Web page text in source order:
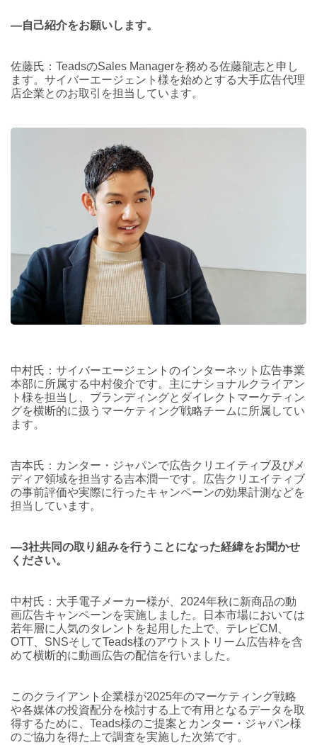
―自己紹介をお願いします。
佐藤氏：TeadsのSales Managerを務める佐藤龍志と申し
ます。サイバーエージェント様を始めとする大手広告代理
店企業とのお取引を担当しています。
中村氏：サイバーエージェントのインターネット広告事業
本部に所属する中村俊介です。主にナショナルクライアン
ト様を担当し、ブランディングとダイレクトマーケティン
グを横断的に扱うマーケティング戦略チームに所属してい
ます。
吉本氏：カンター・ジャパンで広告クリエイティブ及びメ
ディア領域を担当する吉本潤一です。広告クリエイティブ
の事前評価や実際に行ったキャンペーンの効果計測などを
担当しています。
―3社共同の取り組みを行うことになった経緯をお聞かせ
ください。
中村氏：大手電子メーカー様が、2024年秋に新商品の動
画広告キャンペーンを実施しました。日本市場においては
若年層に人気のタレントを起用した上で、テレビCM、
OTT、SNSそしてTeads様のアウトストリーム広告枠を含
めて横断的に動画広告の配信を行いました。
このクライアント企業様が2025年のマーケティング戦略
や各媒体の投資配分を検討する上で有用となるデータを取
得するために、Teads様のご提案とカンター・ジャパン様
のご協力を得た上で調査を実施した次第です。